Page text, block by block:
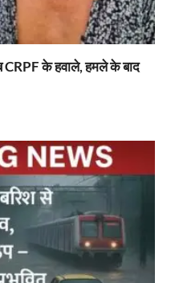
CRPF के हवाले, हमले के बाद